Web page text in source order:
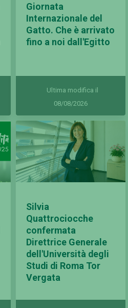
Giornata
Internazionale del
Gatto. Che è arrivato
fino a noi dall'Egitto
Ultima modifica il
08/08/2026
Silvia
Quattrociocche
confermata
Direttrice Generale
dell'Università degli
Studi di Roma Tor
Vergata